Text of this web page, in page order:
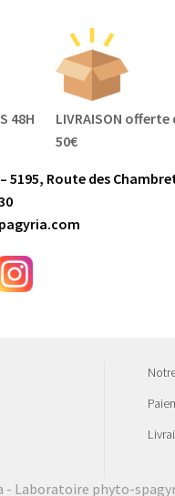
48H
LIVRAISON offerte
50€
– 5195, Route des
- Laboratoire phyto-